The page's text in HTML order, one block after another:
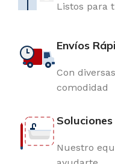
Listos para
Envíos
Con
comodidad
Nuestro